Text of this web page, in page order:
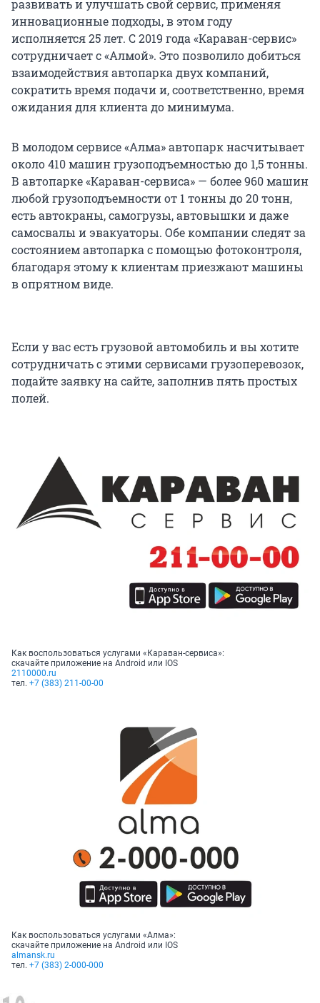
развивать и улучшать свой сервис, применяя
инновационные подходы, в этом году
исполняется 25 лет. С 2019 года «Караван-сервис»
сотрудничает с «Алмой». Это позволило добиться
взаимодействия автопарка двух компаний,
сократить время подачи и, соответственно, время
ожидания для клиента до минимума.
В молодом сервисе «Алма» автопарк насчитывает
около 410 машин грузоподъемностью до 1,5 тонны.
В автопарке «Караван-сервиса» — более 960 машин
любой грузоподъемности от 1 тонны до 20 тонн,
есть автокраны, самогрузы, автовышки и даже
самосвалы и эвакуаторы. Обе компании следят за
состоянием автопарка с помощью фотоконтроля,
благодаря этому к клиентам приезжают машины
в опрятном виде.
Если у вас есть грузовой автомобиль и вы хотите
сотрудничать с этими сервисами грузоперевозок,
подайте заявку на сайте, заполнив пять простых
полей.
Как воспользоваться услугами «Караван-сервиса»:
скачайте приложение на Android или IOS
2110000.ru
тел. +7 (383) 211-00-00
Как воспользоваться услугами «Алма»:
скачайте приложение на Android или IOS
almansk.ru
тел. +7 (383) 2-000-000